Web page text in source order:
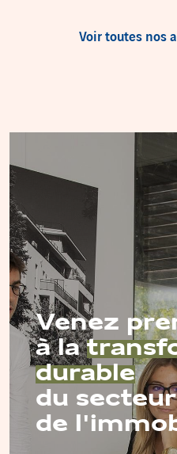
Voir toutes nos
Venez
à la
durable
du secteur
de